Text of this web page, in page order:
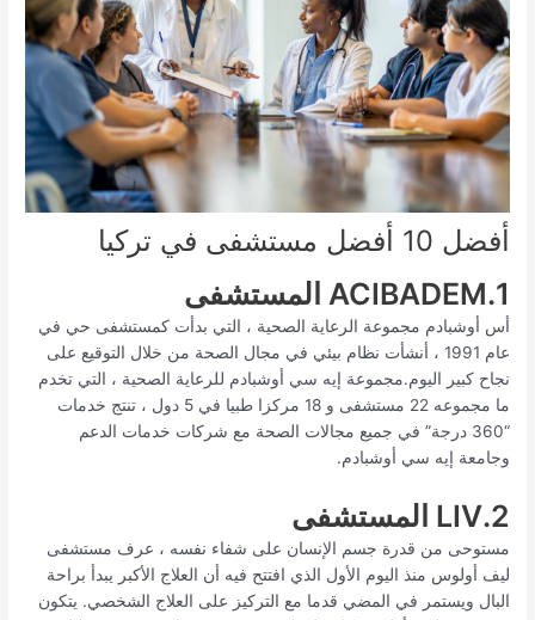
أفضل 10 أفضل مستشفى في تركيا
1.ACIBADEM المستشفى
أس أوشبادم مجموعة الرعاية الصحية ، التي بدأت كمستشفى حي في
عام 1991 ، أنشأت نظام بيئي في مجال الصحة من خلال التوقيع على
نجاح كبير اليوم.مجموعة إيه سي أوشبادم للرعاية الصحية ، التي تخدم
ما مجموعه 22 مستشفى و 18 مركزا طبيا في 5 دول ، تنتج خدمات
“360 درجة” في جميع مجالات الصحة مع شركات خدمات الدعم
وجامعة إيه سي أوشبادم.
2.LIV المستشفى
مستوحى من قدرة جسم الإنسان على شفاء نفسه ، عرف مستشفى
ليف أولوس منذ اليوم الأول الذي افتتح فيه أن العلاج الأكبر يبدأ براحة
البال ويستمر في المضي قدما مع التركيز على العلاج الشخصي. يتكون